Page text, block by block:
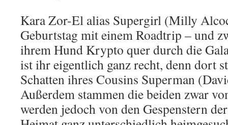
Kara Zor-El alias Supergirl (Milly
Geburtstag mit einem Roadtrip – und
ihrem Hund Krypto quer durch die
ist ihr eigentlich ganz recht, denn dort
Schatten ihres Cousins Superman
Außerdem stammen die beiden zwar
werden jedoch von den Gespenstern